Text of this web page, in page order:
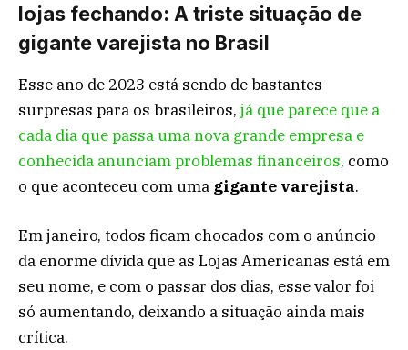
lojas fechando: A triste situação de
gigante varejista no Brasil
Esse ano de 2023 está sendo de bastantes
surpresas para os brasileiros, já que parece que a
cada dia que passa uma nova grande empresa e
conhecida anunciam problemas financeiros, como
o que aconteceu com uma gigante varejista.
Em janeiro, todos ficam chocados com o anúncio
da enorme dívida que as Lojas Americanas está em
seu nome, e com o passar dos dias, esse valor foi
só aumentando, deixando a situação ainda mais
crítica.